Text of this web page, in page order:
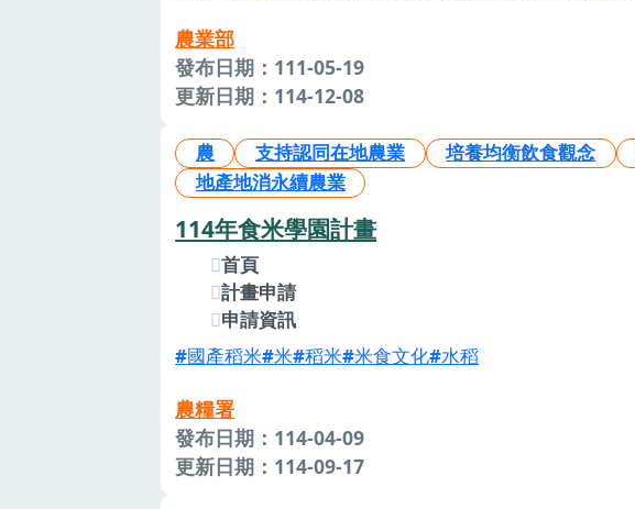
農業部
發布日期：111-05-19
更新日期：114-12-08
農 支持認同在地農業 培養均衡飲食觀念
地產地消永續農業
114年食米學園計畫
首頁
計畫申請
申請資訊
國產稻米 米 稻米 米食文化 水稻
農糧署
發布日期：114-04-09
更新日期：114-09-17